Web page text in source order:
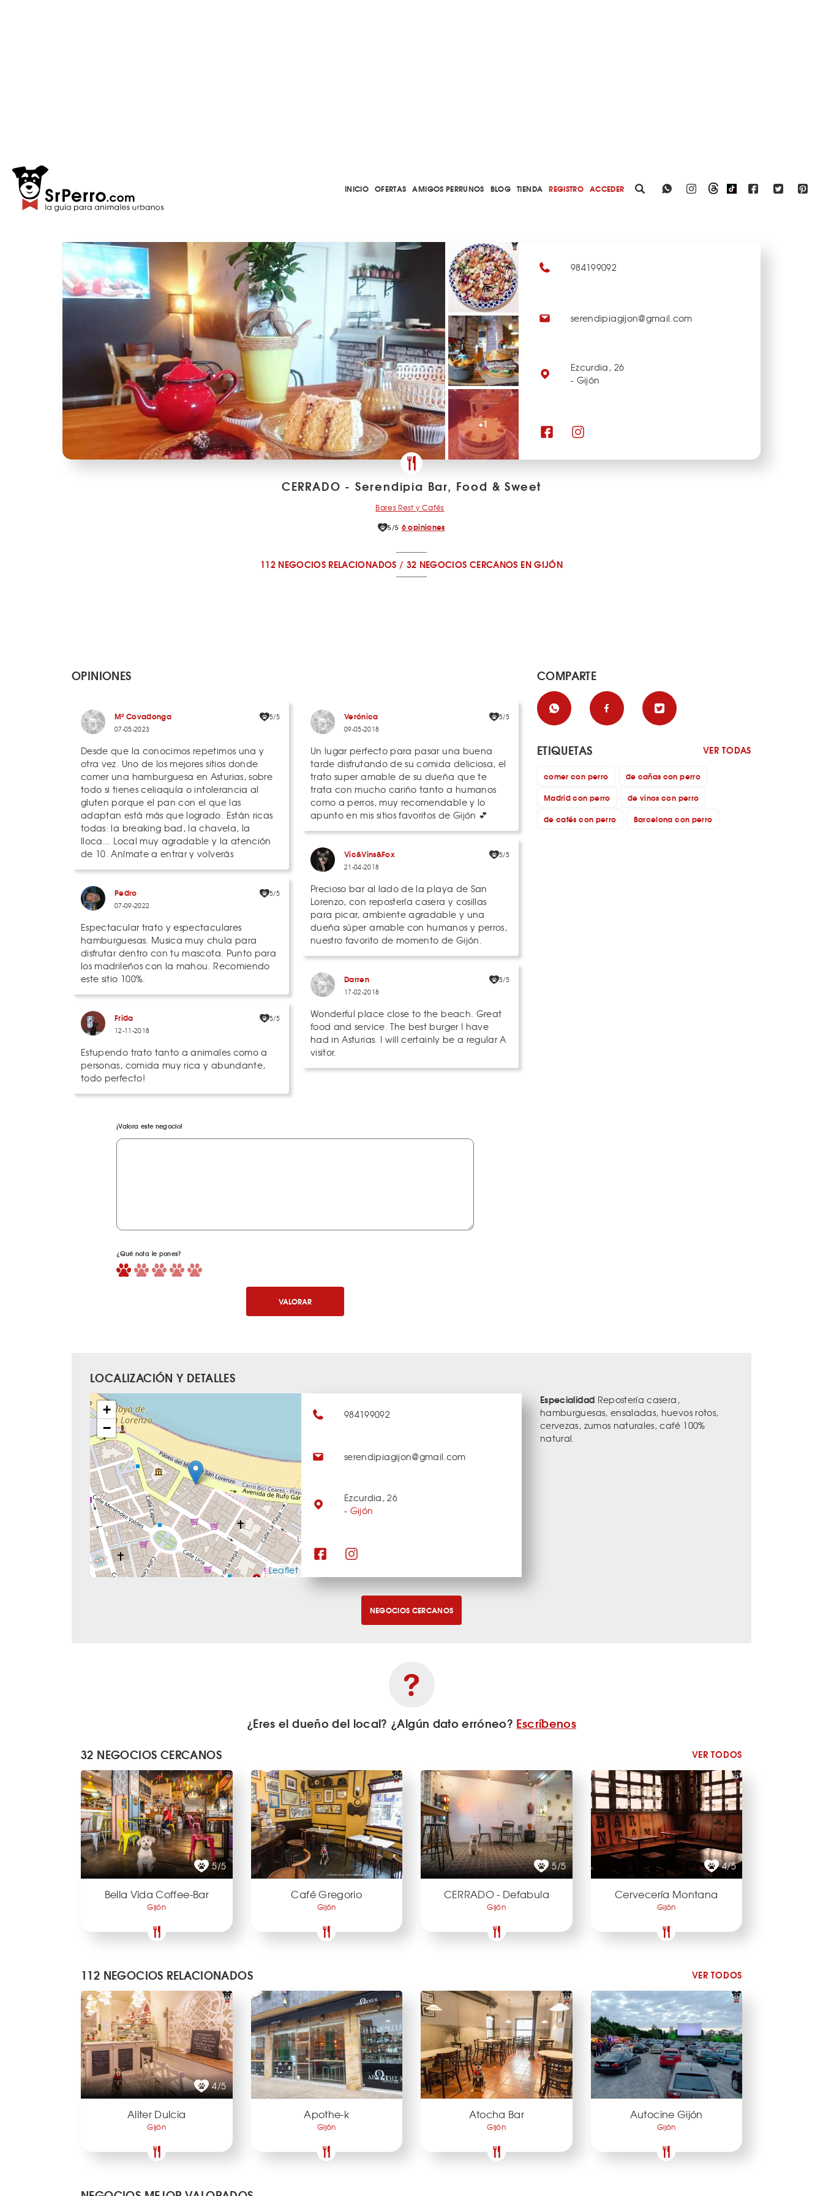
INICIO OFERTAS AMIGOS PERRUNOS BLOG TIENDA REGISTRO ACCEDER
+1
984199092
serendipiagijon@gmail.com
Ezcurdia, 26
- Gijón
CERRADO - Serendipia Bar, Food & Sweet
Bares Rest y Cafés
5/5 6 opiniones
112 NEGOCIOS RELACIONADOS / 32 NEGOCIOS CERCANOS EN GIJÓN
OPINIONES
5/5
Mª Covadonga
07-05-2023
Desde que la conocimos repetimos una y
otra vez. Uno de los mejores sitios donde
comer una hamburguesa en Asturias, sobre
todo si tienes celiaquía o intolerancia al
gluten porque el pan con el que las
adaptan está más que logrado. Están ricas
todas: la breaking bad, la chavela, la
lloca... Local muy agradable y la atención
de 10. Anímate a entrar y volverás
5/5
Pedro
07-09-2022
Espectacular trato y espectaculares
hamburguesas. Musica muy chula para
disfrutar dentro con tu mascota. Punto para
los madrileños con la mahou. Recomiendo
este sitio 100%.
5/5
Frida
12-11-2018
Estupendo trato tanto a animales como a
personas, comida muy rica y abundante,
todo perfecto!
5/5
Verónica
09-05-2018
Un lugar perfecto para pasar una buena
tarde disfrutando de su comida deliciosa, el
trato super amable de su dueña que te
trata con mucho cariño tanto a humanos
como a perros, muy recomendable y lo
apunto en mis sitios favoritos de Gijón 💕
5/5
Vic&Vins&Fox
21-04-2018
Precioso bar al lado de la playa de San
Lorenzo, con repostería casera y cosillas
para picar, ambiente agradable y una
dueña súper amable con humanos y perros,
nuestro favorito de momento de Gijón.
5/5
Darren
17-02-2018
Wonderful place close to the beach. Great
food and service. The best burger I have
had in Asturias. I will certainly be a regular A
visitor.
¡Valora este negocio!
¿Qué nota le pones?
VALORAR
COMPARTE
ETIQUETAS VER TODAS
comer con perro
de cañas con perro
Madrid con perro
de vinos con perro
de cafés con perro
Barcelona con perro
LOCALIZACIÓN Y DETALLES
+
−
Leaflet
984199092
serendipiagijon@gmail.com
Ezcurdia, 26
- Gijón
Especialidad Repostería casera,
hamburguesas, ensaladas, huevos rotos,
cervezas, zumos naturales, café 100%
natural.
NEGOCIOS CERCANOS
¿Eres el dueño del local? ¿Algún dato erróneo? Escríbenos
32 NEGOCIOS CERCANOS
VER TODOS
5/5
Bella Vida Coffee-Bar
Gijón
Café Gregorio
Gijón
5/5
CERRADO - Defabula
Gijón
4/5
Cervecería Montana
Gijón
112 NEGOCIOS RELACIONADOS VER TODOS
4/5
Aliter Dulcia
Gijón
Apothe-k
Gijón
Atocha Bar
Gijón
Autocine Gijón
Gijón